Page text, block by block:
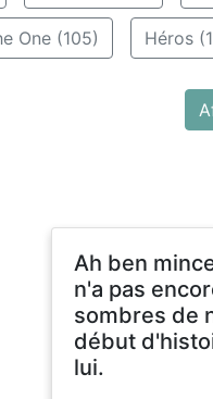
One (105) Héros
Ah ben
n'a pas
sombres de
début
lui.